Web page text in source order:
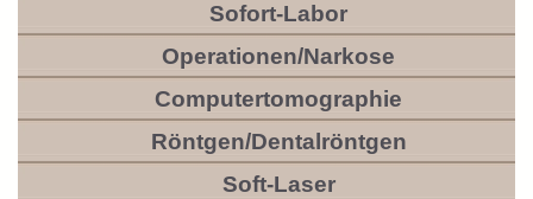
Sofort-Labor
Operationen/Narkose
Computertomographie
Röntgen/Dentalröntgen
Soft-Laser